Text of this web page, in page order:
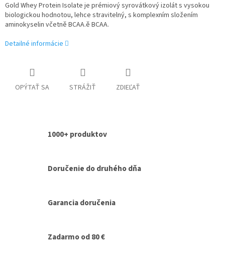
Gold Whey Protein Isolate je prémiový syrovátkový izolát s vysokou
biologickou hodnotou, lehce stravitelný, s komplexním složením
aminokyselin včetně BCAA.ě BCAA.
Detailné informácie
OPÝTAŤ SA STRÁŽIŤ ZDIEĽAŤ
1000+ produktov
Doručenie do druhého dňa
Garancia doručenia
Zadarmo od 80 €